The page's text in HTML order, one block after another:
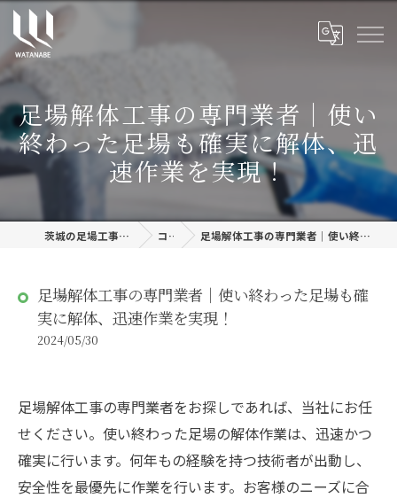
足場解体工事の専門業者│使い
終わった足場も確実に解体、迅
速作業を実現！
茨城の足場工事なら株式会社渡邊建設 コラム 足場解体工事の専門業者│使い終わった足場も確実に解体、迅速作業を実現！
足場解体工事の専門業者│使い終わった足場も確
実に解体、迅速作業を実現！
2024/05/30
足場解体工事の専門業者をお探しであれば、当社にお任
せください。使い終わった足場の解体作業は、迅速かつ
確実に行います。何年もの経験を持つ技術者が出動し、
安全性を最優先に作業を行います。お客様のニーズに合